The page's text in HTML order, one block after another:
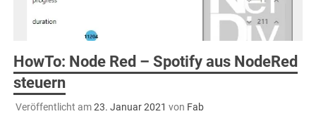
HowTo: Node Red – Spotify aus NodeRed
steuern
Veröffentlicht am23. Januar 2021 von Fab